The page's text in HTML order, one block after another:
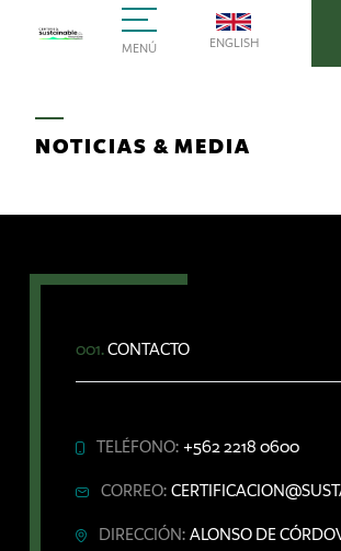
MENÚ ENGLISH
NOTICIAS & MEDIA
001.CONTACTO
TELÉFONO: +562 2218 0600
CORREO:
DIRECCIÓN: ALONSO DE